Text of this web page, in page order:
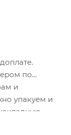
по
и
упакуем и